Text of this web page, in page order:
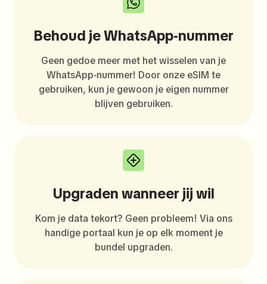
Behoud je WhatsApp-nummer
Geen gedoe meer met het wisselen van je
WhatsApp-nummer! Door onze eSIM te
gebruiken, kun je gewoon je eigen nummer
blijven gebruiken.
Upgraden wanneer jij wil
Kom je data tekort? Geen probleem! Via ons
handige portaal kun je op elk moment je
bundel upgraden.